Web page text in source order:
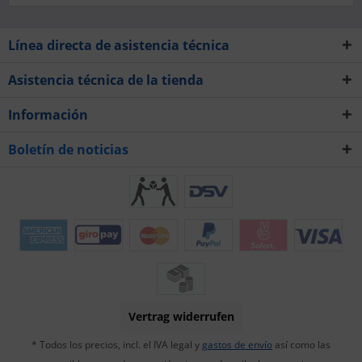
Línea directa de asistencia técnica
Asistencia técnica de la tienda
Información
Boletín de noticias
Vertrag widerrufen
* Todos los precios, incl. el IVA legal y gastos de envío así como las